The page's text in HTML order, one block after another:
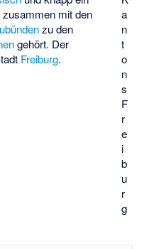
a
n
t
o
n
s
F
r
e
i
b
u
r
g
zusammen mit den
zu den
gehört. Der
Freiburg.